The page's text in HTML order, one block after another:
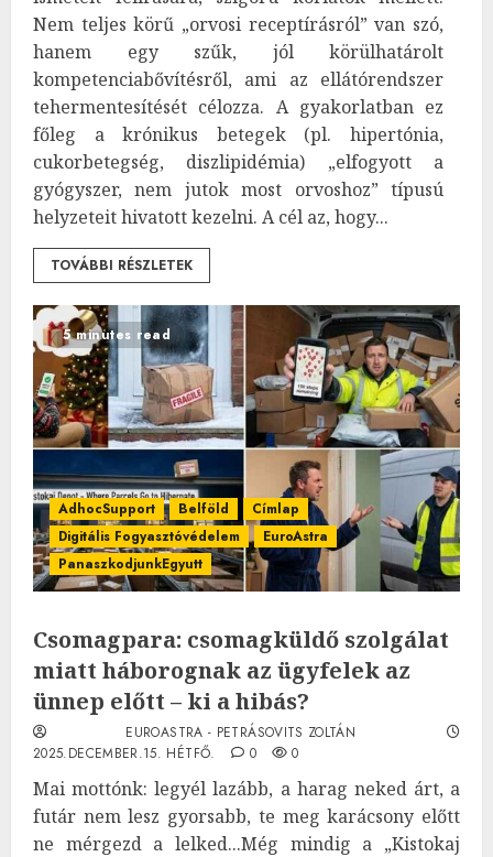
Nem teljes körű „orvosi receptírásról” van szó,
hanem egy szűk, jól körülhatárolt
kompetenciabővítésről, ami az ellátórendszer
tehermentesítését célozza. A gyakorlatban ez
főleg a krónikus betegek (pl. hipertónia,
cukorbetegség, diszlipidémia) „elfogyott a
gyógyszer, nem jutok most orvoshoz” típusú
helyzeteit hivatott kezelni. A cél az, hogy...
TOVÁBBI RÉSZLETEK
5 minutes read
AdhocSupport Belföld
Címlap
Digitális Fogyasztóvédelem
EuroAstra
PanaszkodjunkEgyutt
Csomagpara: csomagküldő szolgálat
miatt háborognak az ügyfelek az
ünnep előtt – ki a hibás?
EUROASTRA - PETRÁSOVITS ZOLTÁN
2025.DECEMBER.15. HÉTFŐ.
0 0
Mai mottónk: legyél lazább, a harag neked árt, a
futár nem lesz gyorsabb, te meg karácsony előtt
ne mérgezd a lelked...Még mindig a „Kistokaj